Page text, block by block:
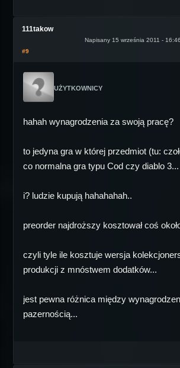
111takow
Napisany 15 września 2011 - 16:46
#9
UŻYTKOWNICY
hahah wynagrodzenia za swoją pracę?
to jedyna gra w której przedmiot (tu:
co normalna gra typu Cod czy diablo 3...
i? ludzie kupują hahahahah..
preorder najdroższy kosztował coś
czyli tyle ile kosztuje wersja
produkcji z mnóstwem dodatków...
jest pewna różnica między
pazernością...